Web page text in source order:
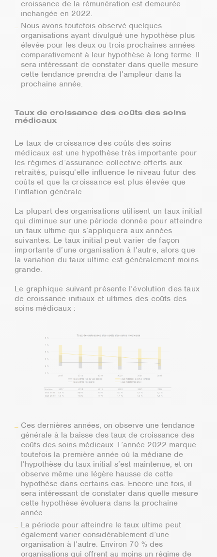
croissance de la rémunération est demeurée
inchangée en 2022.
Nous avons toutefois observé quelques
organisations ayant divulgué une hypothèse plus
élevée pour les deux ou trois prochaines années
comparativement à leur hypothèse à long terme. Il
sera intéressant de constater dans quelle mesure
cette tendance prendra de l’ampleur dans la
prochaine année.
Taux de croissance des coûts des soins
médicaux
Le taux de croissance des coûts des soins
médicaux est une hypothèse très importante pour
les régimes d’assurance collective offerts aux
retraités, puisqu’elle influence le niveau futur des
coûts et que la croissance est plus élevée que
l’inflation générale.
La plupart des organisations utilisent un taux initial
qui diminue sur une période donnée pour atteindre
un taux ultime qui s’appliquera aux années
suivantes. Le taux initial peut varier de façon
importante d’une organisation à l’autre, alors que
la variation du taux ultime est généralement moins
grande.
Le graphique suivant présente l’évolution des taux
de croissance initiaux et ultimes des coûts des
soins médicaux :
Ces dernières années, on observe une tendance
générale à la baisse des taux de croissance des
coûts des soins médicaux. L’année 2022 marque
toutefois la première année où la médiane de
l’hypothèse du taux initial s’est maintenue, et on
observe même une légère hausse de cette
hypothèse dans certains cas. Encore une fois, il
sera intéressant de constater dans quelle mesure
cette hypothèse évoluera dans la prochaine
année.
La période pour atteindre le taux ultime peut
également varier considérablement d’une
organisation à l’autre. Environ 70 % des
organisations qui offrent au moins un régime de